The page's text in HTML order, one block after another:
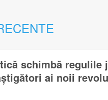
schimbă regulile
ai noii